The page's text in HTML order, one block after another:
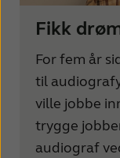
Fikk
For fem år
til
ville jobbe
trygge
audiograf